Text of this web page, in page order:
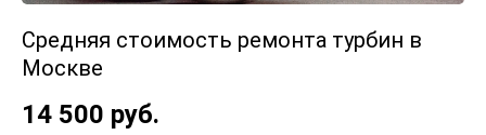
Средняя стоимость ремонта турбин в
Москве
14 500 руб.